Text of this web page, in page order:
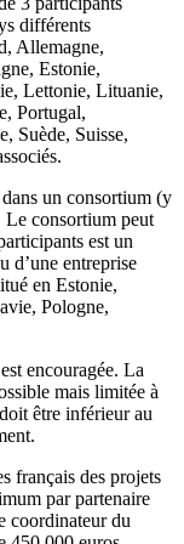
différents
Allemagne,
Estonie,
Lettonie, Lituanie,
Portugal,
Suède, Suisse,
un consortium (y
Le consortium peut
est un
d’une entreprise
en Estonie,
Pologne,
encouragée. La
mais limitée à
être inférieur au
français des projets
par partenaire
coordinateur du